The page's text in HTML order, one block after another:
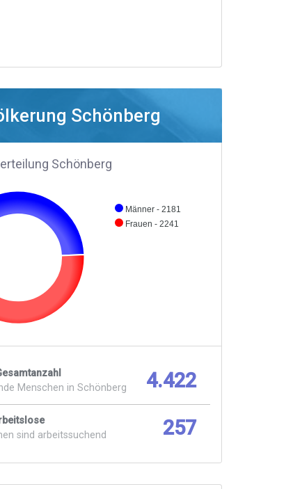
Schönberg
Schönberg
Männer - 2181
Frauen - 2241
Menschen in Schönberg
4.422
sind arbeitssuchend
257